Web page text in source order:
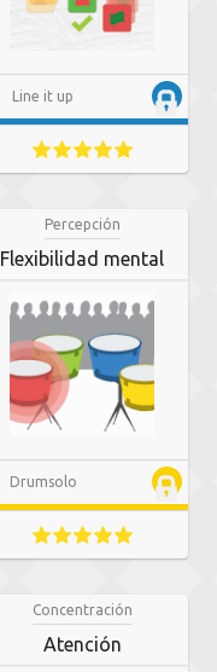
Line it up
Percepción
Flexibilidad mental
Drumsolo
Concentración
Atención